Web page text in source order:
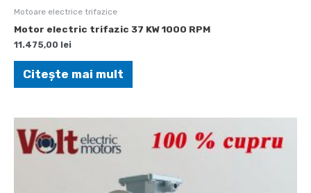
Motoare electrice trifazice
Motor electric trifazic 37 KW 1000 RPM
11.475,00 lei
Citește mai mult